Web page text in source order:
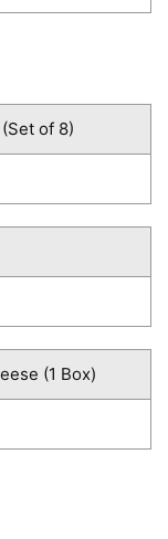
of 8)
(1 Box)